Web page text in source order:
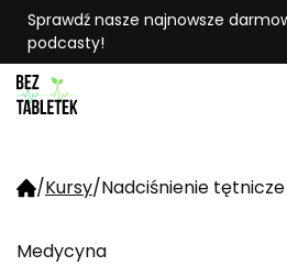
Sprawdź nasze najnowsze
podcasty!
/Kursy/Nadciśnienie
Medycyna